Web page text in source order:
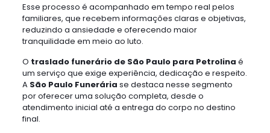
Esse processo é acompanhado em tempo real pelos
familiares, que recebem informações claras e objetivas,
reduzindo a ansiedade e oferecendo maior
tranquilidade em meio ao luto.
O traslado funerário de São Paulo para Petrolina é
um serviço que exige experiência, dedicação e respeito.
A São Paulo Funerária se destaca nesse segmento
por oferecer uma solução completa, desde o
atendimento inicial até a entrega do corpo no destino
final.